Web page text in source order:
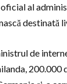
al
destinată
de
200.000